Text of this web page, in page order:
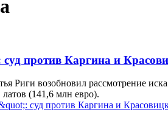
против Каргина и
Риги возобновил рассмотрение
(141,6 млн евро).